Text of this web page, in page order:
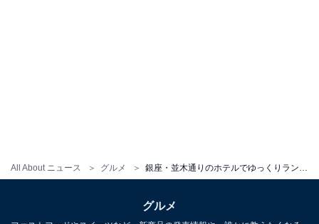
All About ニュース グルメ
グルメ